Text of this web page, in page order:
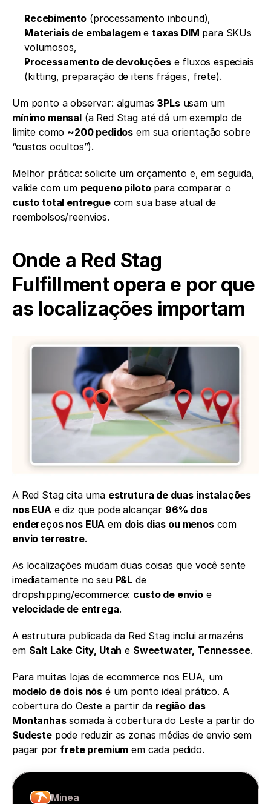
Recebimento (processamento inbound),
Materiais de embalagem e taxas DIM para SKUs
volumosos,
Processamento de devoluções e fluxos especiais
(kitting, preparação de itens frágeis, frete).
Um ponto a observar: algumas 3PLs
usam um
mínimo mensal (a Red Stag até dá um exemplo de
limite como ~200 pedidos em sua orientação sobre
“custos ocultos”).
Melhor prática: solicite um orçamento e, em seguida,
valide com um pequeno piloto
custo total entregue com sua base atual de
reembolsos/reenvios.
Onde a Red Stag
Fulfillment opera e por que
as localizações importam
A Red Stag cita uma estrutura de duas instalações
nos EUA e diz que pode alcançar 96% dos
endereços nos EUA em dois dias ou menos
envio terrestre.
As localizações mudam duas coisas que você sente
imediatamente no seu P&L de
dropshipping/ecommerce: custo de envio
e
velocidade de entrega.
A estrutura publicada da Red Stag inclui armazéns
em Salt Lake City, Utah e Sweetwater, Tennessee.
modelo de dois nós é um ponto ideal prático. A
cobertura do Oeste a partir da região das
Montanhas
Sudeste pode reduzir as zonas médias de envio sem
pagar por frete premium em cada pedido.
Minea